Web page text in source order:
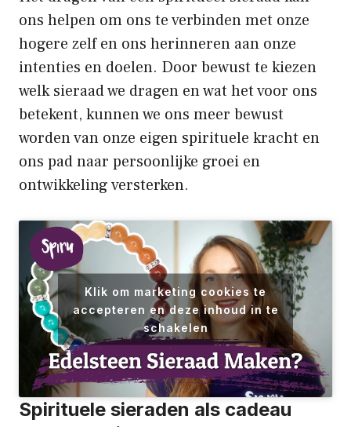
ons helpen om ons te verbinden met onze
hogere zelf en ons herinneren aan onze
intenties en doelen. Door bewust te kiezen
welk sieraad we dragen en wat het voor ons
betekent, kunnen we ons meer bewust
worden van onze eigen spirituele kracht en
ons pad naar persoonlijke groei en
ontwikkeling versterken.
Klik om marketing cookies te
accepteren en deze inhoud in te
schakelen
Spirituele sieraden als cadeau